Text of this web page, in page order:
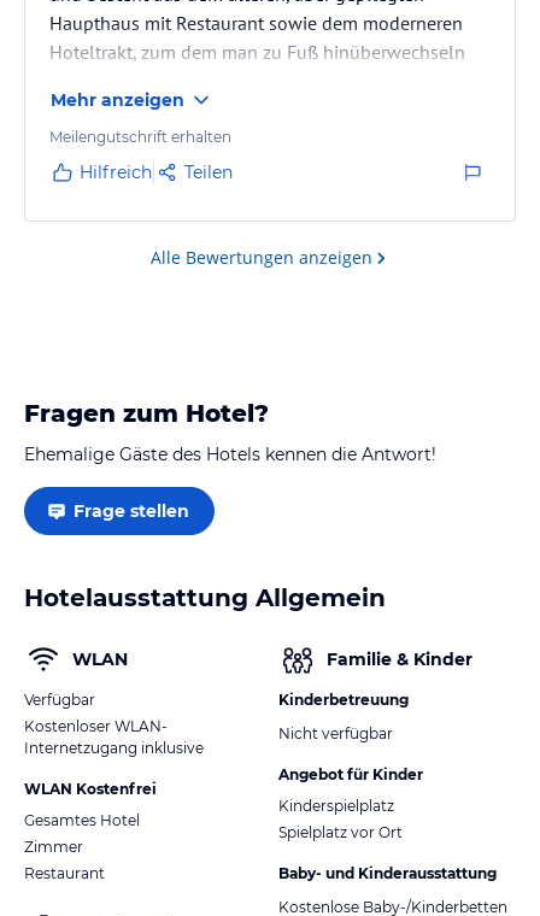
Haupthaus mit Restaurant sowie dem moderneren
Hoteltrakt, zum dem man zu Fuß hinüberwechseln
Gäste waren Geschäftsreisende, auf die man
eingestellt ist, sowie eine kleinere Reisegruppe.
Mit € 69,00 einschl. Frühstück kein Schnäppchen,
Mehr anzeigen
Meilengutschrift erhalten
Hilfreich Teilen
Alle Bewertungen anzeigen
Fragen zum Hotel?
Ehemalige Gäste des Hotels kennen die Antwort!
Frage stellen
Hotelausstattung Allgemein
WLAN
Verfügbar
Kostenloser WLAN-
Internetzugang inklusive
WLAN Kostenfrei
Gesamtes Hotel
Zimmer
Restaurant
Familie & Kinder
Kinderbetreuung
Nicht verfügbar
Angebot für Kinder
Kinderspielplatz
Spielplatz vor Ort
Baby- und Kinderausstattung
Kostenlose Baby-/Kinderbetten